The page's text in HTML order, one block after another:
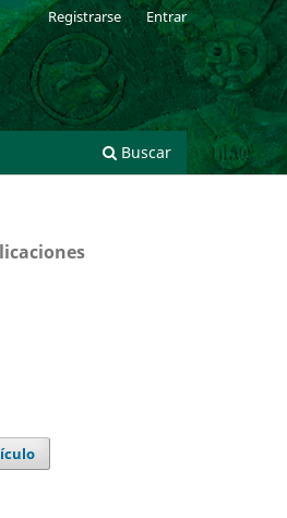
Buscar
Registrarse Entrar